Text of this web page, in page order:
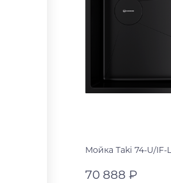
Мойка Taki 74-U/IF-
70 888 ₽